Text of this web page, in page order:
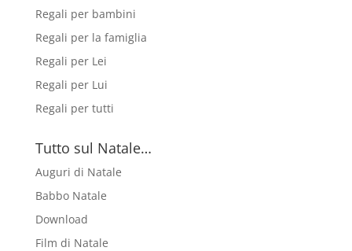
Regali per bambini
Regali per la famiglia
Regali per Lei
Regali per Lui
Regali per tutti
Tutto sul Natale…
Auguri di Natale
Babbo Natale
Download
Film di Natale